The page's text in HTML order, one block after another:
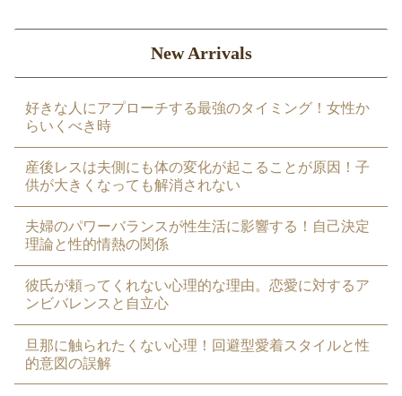
New Arrivals
好きな人にアプローチする最強のタイミング！女性か
らいくべき時
産後レスは夫側にも体の変化が起こることが原因！子
供が大きくなっても解消されない
夫婦のパワーバランスが性生活に影響する！自己決定
理論と性的情熱の関係
彼氏が頼ってくれない心理的な理由。恋愛に対するア
ンビバレンスと自立心
旦那に触られたくない心理！回避型愛着スタイルと性
的意図の誤解